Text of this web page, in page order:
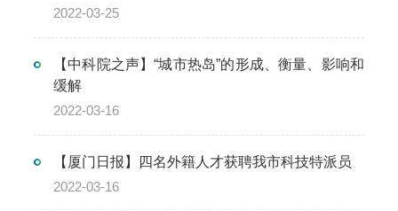
2022-03-25
【中科院之声】“城市热岛”的形成、衡量、影响和
缓解
2022-03-16
【厦门日报】四名外籍人才获聘我市科技特派员
2022-03-16